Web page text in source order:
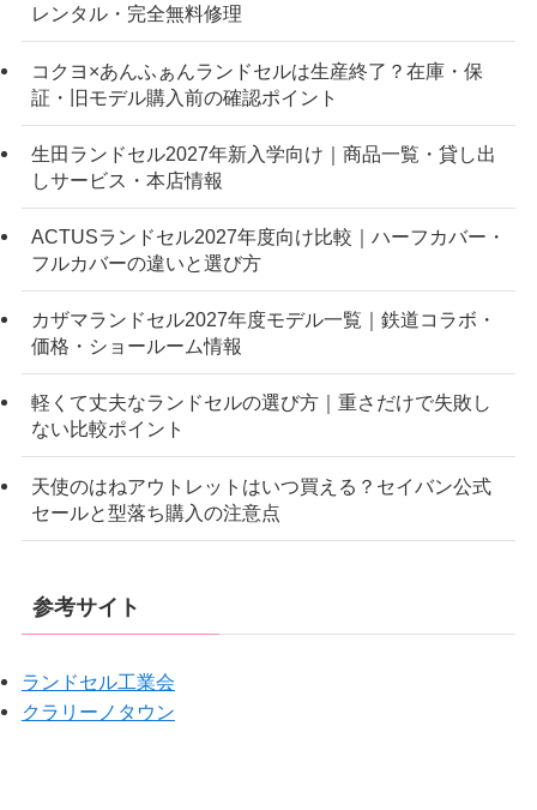
レンタル・完全無料修理
コクヨ×あんふぁんランドセルは生産終了？在庫・保
証・旧モデル購入前の確認ポイント
生田ランドセル2027年新入学向け｜商品一覧・貸し出
しサービス・本店情報
ACTUSランドセル2027年度向け比較｜ハーフカバー・
フルカバーの違いと選び方
カザマランドセル2027年度モデル一覧｜鉄道コラボ・
価格・ショールーム情報
軽くて丈夫なランドセルの選び方｜重さだけで失敗し
ない比較ポイント
天使のはねアウトレットはいつ買える？セイバン公式
セールと型落ち購入の注意点
参考サイト
ランドセル工業会
クラリーノタウン